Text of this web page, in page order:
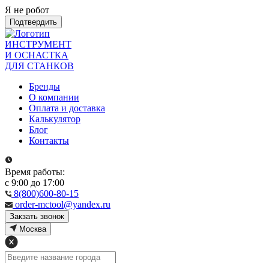
Я не робот
Подтвердить
ИНСТРУМЕНТ
И ОСНАСТКА
ДЛЯ СТАНКОВ
Бренды
О компании
Оплата и доставка
Калькулятор
Блог
Контакты
Время работы:
с 9:00 до 17:00
8(800)600-80-15
order-mctool@yandex.ru
Закзать звонок
Москва